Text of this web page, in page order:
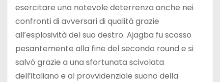
esercitare una notevole deterrenza anche nei
confronti di avversari di qualità grazie
all’esplosività del suo destro. Ajagba fu scosso
pesantemente alla fine del secondo round e si
salvò grazie a una sfortunata scivolata
dell’italiano e al provvidenziale suono della